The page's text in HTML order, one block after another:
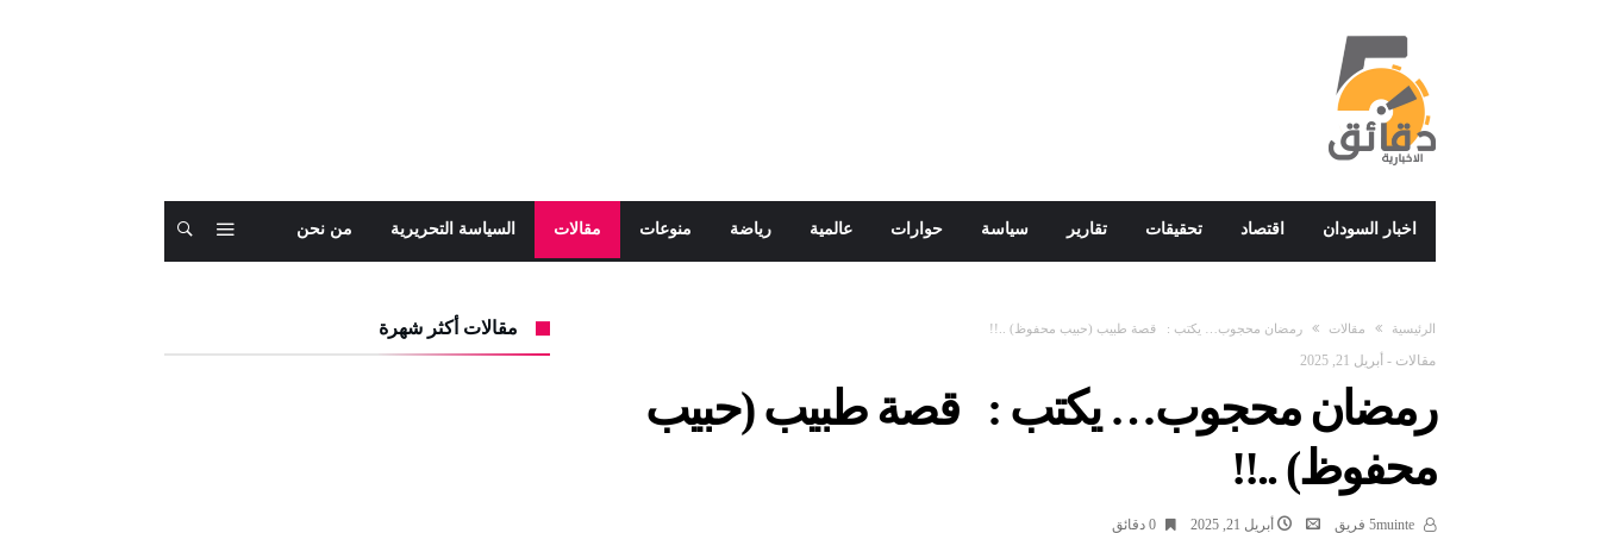
اخبار السودان اقتصاد تحقيقات تقارير سياسة حوارات عالمية رياضة منوعات مقالات السياسة التحريرية من نحن
‫الرئيسية‬ مقالات رمضان محجوب… يكتب : قصة طبيب (حبيب محفوظ) ..!!
مقالات - أبريل 21, 2025
رمضان محجوب… يكتب : قصة طبيب (حبيب
محفوظ) ..!!
أبريل 21, 2025 0 ‫دقائق‬
مقالات أكثر شهرة